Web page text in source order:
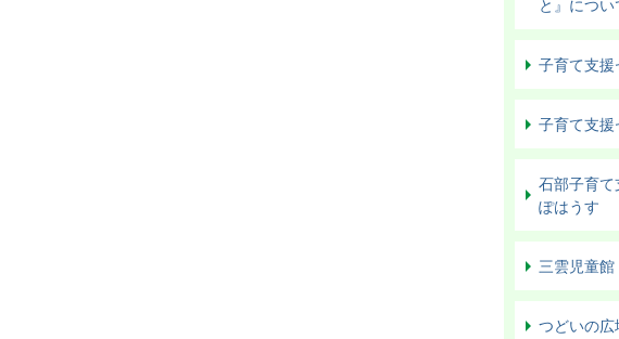
と』につい
子育て支援
子育て支援
石部子育
ぽはうす
三雲児童館
つどいの広